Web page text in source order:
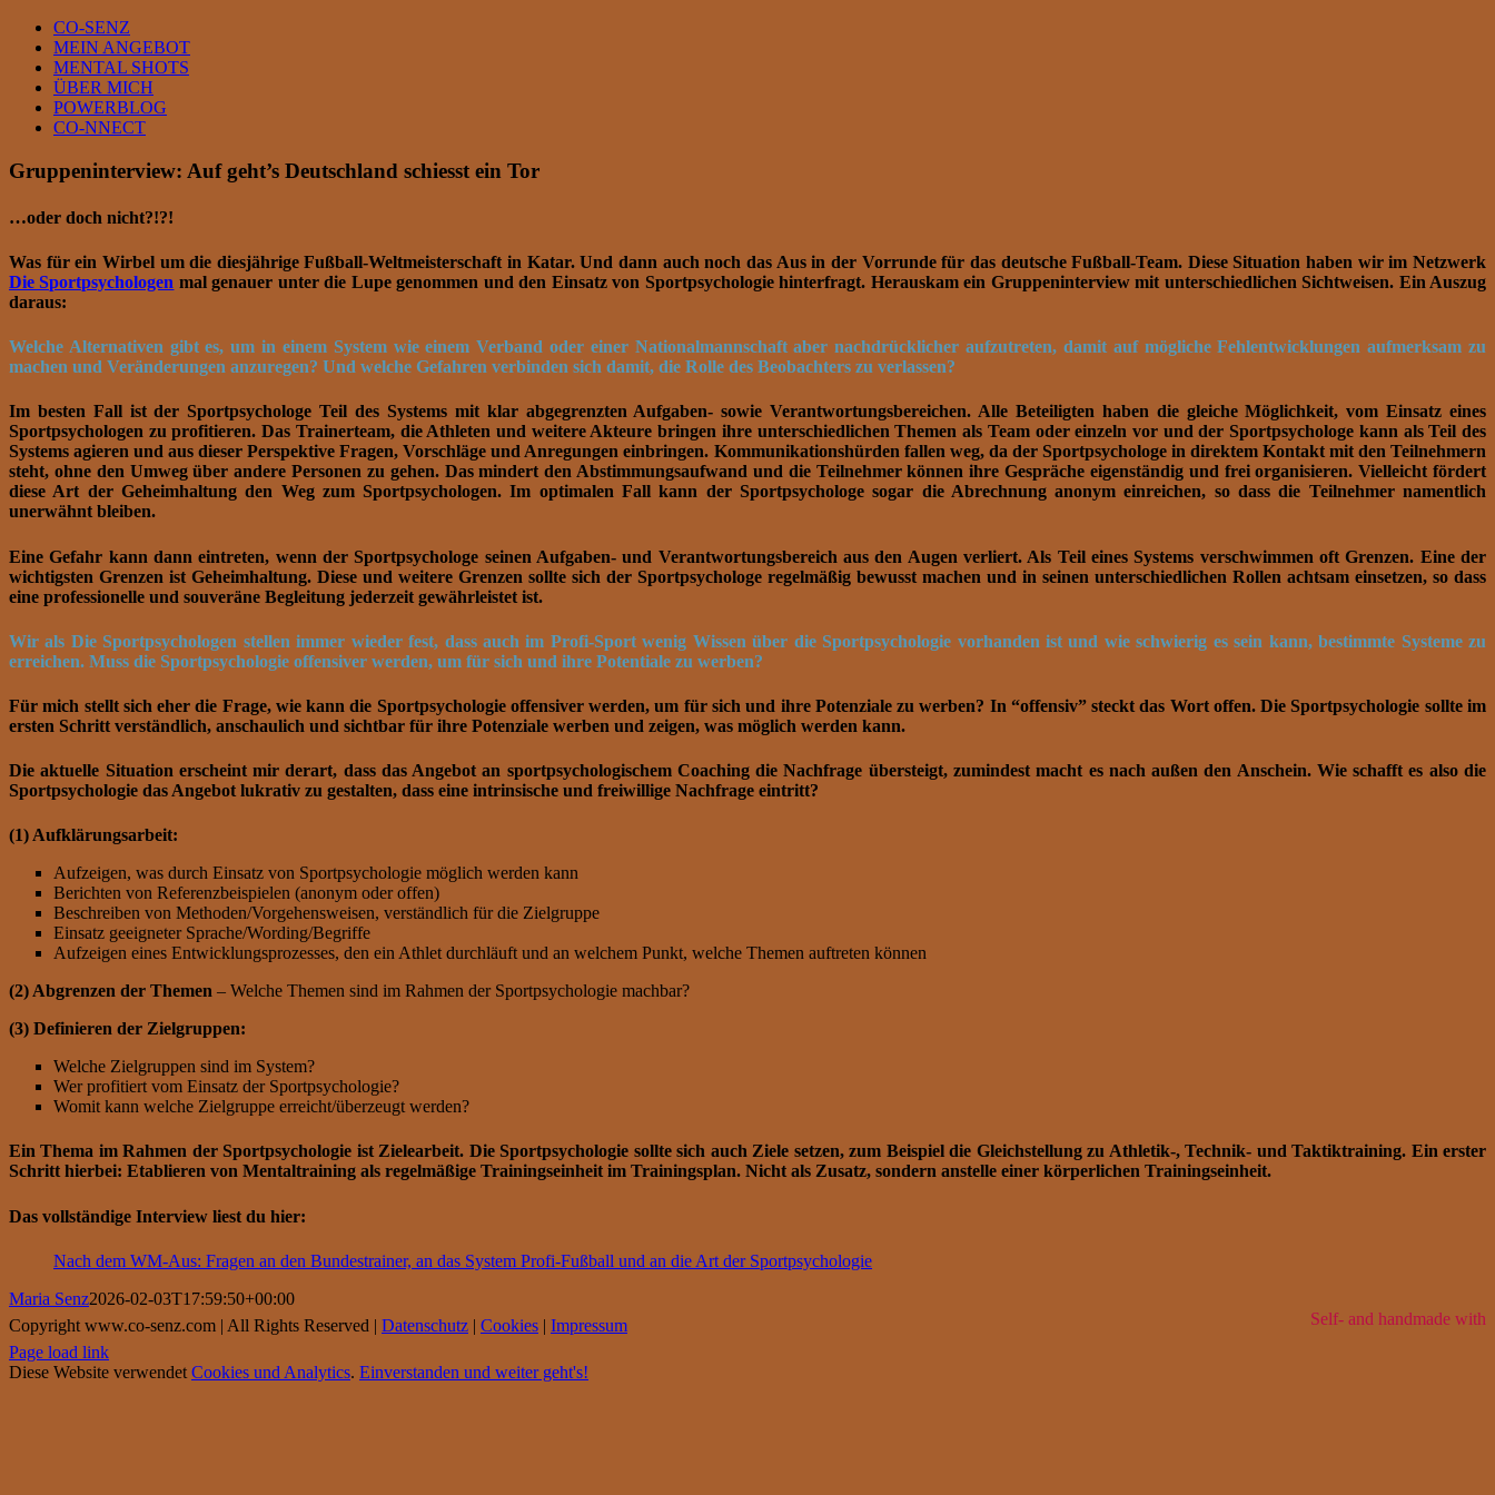
Skip
content
CO-SENZ
MEIN ANGEBOT
MENTAL SHOTS
ÜBER MICH
POWERBLOG
CO-NNECT
Gruppeninterview: Auf geht’s Deutschland schiesst ein Tor
…oder doch nicht?!?!
Was für ein Wirbel um die diesjährige Fußball-Weltmeisterschaft in Katar. Und dann auch noch das Aus in der Vorrunde für das deutsche Fußball-Team. Diese Situation haben wir im Netzwerk
Die Sportpsychologen mal genauer unter die Lupe genommen und den Einsatz von Sportpsychologie hinterfragt. Herauskam ein Gruppeninterview mit unterschiedlichen Sichtweisen. Ein Auszug
daraus:
Welche Alternativen gibt es, um in einem System wie einem Verband oder einer Nationalmannschaft aber nachdrücklicher aufzutreten, damit auf mögliche Fehlentwicklungen aufmerksam zu
machen und Veränderungen anzuregen? Und welche Gefahren verbinden sich damit, die Rolle des Beobachters zu verlassen?
Im besten Fall ist der Sportpsychologe Teil des Systems mit klar abgegrenzten Aufgaben- sowie Verantwortungsbereichen. Alle Beteiligten haben die gleiche Möglichkeit, vom Einsatz eines
Sportpsychologen zu profitieren. Das Trainerteam, die Athleten und weitere Akteure bringen ihre unterschiedlichen Themen als Team oder einzeln vor und der Sportpsychologe kann als Teil des
Systems agieren und aus dieser Perspektive Fragen, Vorschläge und Anregungen einbringen. Kommunikationshürden fallen weg, da der Sportpsychologe in direktem Kontakt mit den Teilnehmern
steht, ohne den Umweg über andere Personen zu gehen. Das mindert den Abstimmungsaufwand und die Teilnehmer können ihre Gespräche eigenständig und frei organisieren. Vielleicht fördert
diese Art der Geheimhaltung den Weg zum Sportpsychologen. Im optimalen Fall kann der Sportpsychologe sogar die Abrechnung anonym einreichen, so dass die Teilnehmer namentlich
unerwähnt bleiben.
Eine Gefahr kann dann eintreten, wenn der Sportpsychologe seinen Aufgaben- und Verantwortungsbereich aus den Augen verliert. Als Teil eines Systems verschwimmen oft Grenzen. Eine der
wichtigsten Grenzen ist Geheimhaltung. Diese und weitere Grenzen sollte sich der Sportpsychologe regelmäßig bewusst machen und in seinen unterschiedlichen Rollen achtsam einsetzen, so dass
eine professionelle und souveräne Begleitung jederzeit gewährleistet ist.
Wir als Die Sportpsychologen stellen immer wieder fest, dass auch im Profi-Sport wenig Wissen über die Sportpsychologie vorhanden ist und wie schwierig es sein kann, bestimmte Systeme zu
erreichen. Muss die Sportpsychologie offensiver werden, um für sich und ihre Potentiale zu werben?
Für mich stellt sich eher die Frage, wie kann die Sportpsychologie offensiver werden, um für sich und ihre Potenziale zu werben? In “offensiv” steckt das Wort offen. Die Sportpsychologie sollte im
ersten Schritt verständlich, anschaulich und sichtbar für ihre Potenziale werben und zeigen, was möglich werden kann.
Die aktuelle Situation erscheint mir derart, dass das Angebot an sportpsychologischem Coaching die Nachfrage übersteigt, zumindest macht es nach außen den Anschein. Wie schafft es also die
Sportpsychologie das Angebot lukrativ zu gestalten, dass eine intrinsische und freiwillige Nachfrage eintritt?
(1) Aufklärungsarbeit:
Aufzeigen, was durch Einsatz von Sportpsychologie möglich werden kann
Berichten von Referenzbeispielen (anonym oder offen)
Beschreiben von Methoden/Vorgehensweisen, verständlich für die Zielgruppe
Einsatz geeigneter Sprache/Wording/Begriffe
Aufzeigen eines Entwicklungsprozesses, den ein Athlet durchläuft und an welchem Punkt, welche Themen auftreten können
(2) Abgrenzen der Themen – Welche Themen sind im Rahmen der Sportpsychologie machbar?
(3) Definieren der Zielgruppen:
Welche Zielgruppen sind im System?
Wer profitiert vom Einsatz der Sportpsychologie?
Womit kann welche Zielgruppe erreicht/überzeugt werden?
Ein Thema im Rahmen der Sportpsychologie ist Zielearbeit. Die Sportpsychologie sollte sich auch Ziele setzen, zum Beispiel die Gleichstellung zu Athletik-, Technik- und Taktiktraining. Ein erster
Schritt hierbei: Etablieren von Mentaltraining als regelmäßige Trainingseinheit im Trainingsplan. Nicht als Zusatz, sondern anstelle einer körperlichen Trainingseinheit.
Das vollständige Interview liest du hier:
Nach dem WM-Aus: Fragen an den Bundestrainer, an das System Profi-Fußball und an die Art der Sportpsychologie
Maria Senz2026-02-03T17:59:50+00:00
Copyright www.co-senz.com | All Rights Reserved | Datenschutz | Cookies | Impressum
Self- and handmade with
Page load link
Diese Website verwendet Cookies und Analytics. Einverstanden und weiter geht's!